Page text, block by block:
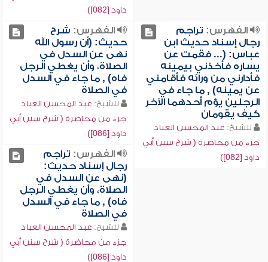
داود [082])
الفهرس: تراجم
رجال إسناد حديث ابن
عباس: (... فقمت عن
يساره فأخذني بيمينه
فأدارني من ورائه فأقامني
عن يمينه) , ما جاء في
الرجلين يؤم أحدهما الآخر
كيف يقومان
للشيخ: عبد المحسن العباد
جزء من محاضرة ( شرح سنن أبي
داود [082])
الفهرس: شرح
حديث: (أن رسول الله
نهى عن السدل في
الصلاة، وأن يغطي الرجل
فاه) , ما جاء في السدل
في الصلاة
للشيخ: عبد المحسن العباد
جزء من محاضرة ( شرح سنن أبي
داود [086])
الفهرس: تراجم
رجال إسناد حديث:
(نهى عن السدل في
الصلاة، وأن يغطي الرجل
فاه) , ما جاء في السدل
في الصلاة
للشيخ: عبد المحسن العباد
جزء من محاضرة ( شرح سنن أبي
داود [086])